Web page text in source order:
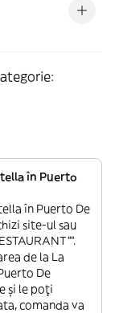
în Puerto
în Puerto De
site-ul sau
de la La
De
și le poți
comanda va